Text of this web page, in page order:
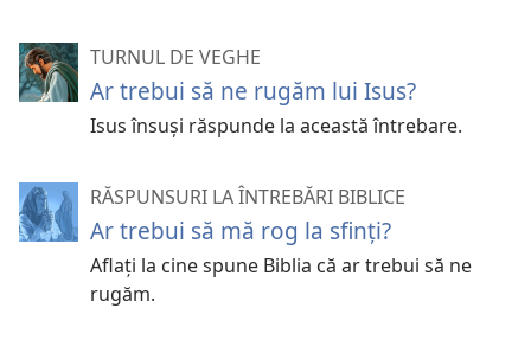
TURNUL DE VEGHE
Ar trebui să ne rugăm lui Isus?
Isus însuşi răspunde la această întrebare.
RĂSPUNSURI LA ÎNTREBĂRI BIBLICE
Ar trebui să mă rog la sfinți?
Aflați la cine spune Biblia că ar trebui să ne
rugăm.